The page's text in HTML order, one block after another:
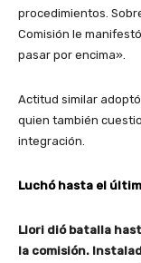
procedimientos.
Comisión le
pasar por encima».
Actitud similar
quien también
integración.
Luchó hasta el
Llori dió batalla
la comisión.